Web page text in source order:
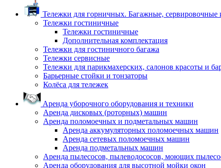
Тележки для горничных. Багажные, сервировочные
Тележки гостиничные
Тележки гостиничные
Дополнительная комплектация
Тележки для гостиничного багажа
Тележки сервисные
Тележки для парикмахерских, салонов красоты и
Барьерные стойки и тонзаторы
Колёса для тележек
Аренда уборочного оборудования и техники
Аренда дисковых (роторных) машин
Аренда поломоечных и подметальных машин
Аренда аккумуляторных поломоечных машин
Аренда сетевых поломоечных машин
Аренда подметальных машин
Аренда пылесосов, пылеводососов, моющих
Аренда оборудования для высотной мойки окон